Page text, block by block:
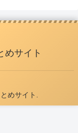
めサイト
めサイト.